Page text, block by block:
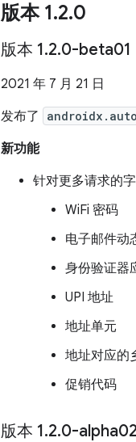
版本 1.2.0
版本 1.2.0-beta01
2021 年 7 月 21 日
发布了
新功能
针对更多请求的
WiFi 密码
电子邮件动
身份验证器
UPI 地址
地址单元
地址对应的
促销代码
版本 1.2.0-alpha02